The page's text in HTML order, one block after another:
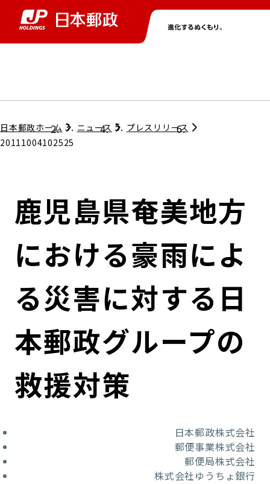
グループ情報トップ
コンプライアンス
ガバナンス
ローカル共創イニシアティブ
関連事業
株主・投資家情報トップ
個人投資家のみなさまへ
株式情報
IRニュース
IRカレンダー
ニューストップ
サステナビリティトップ
担当役員メッセージ
サステナビリティマネジメント
社会
ガバナンス
採用情報トップ
日本郵政ホーム ニュース
プレスリリース
20111004102525
鹿児島県奄美地方
における豪雨によ
る災害に対する日
本郵政グループの
救援対策
日本郵政株式会社
郵便事業株式会社
郵便局株式会社
株式会社ゆうちょ銀行